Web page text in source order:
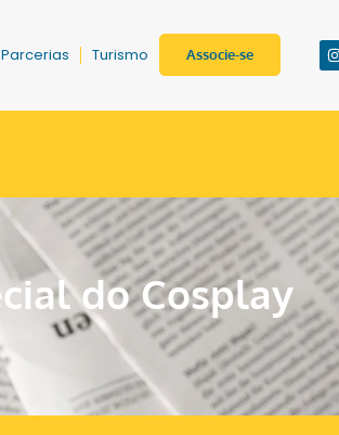
Parcerias Turismo Associe-se
do Cosplay